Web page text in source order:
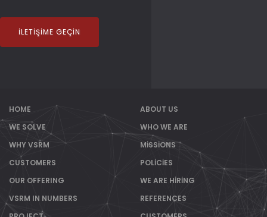
İLETIŞIME GEÇIN
HOME
WE SOLVE
WHY VSRM
CUSTOMERS
OUR OFFERING
VSRM IN NUMBERS
ABOUT US
WHO WE ARE
MISSIONS
POLICIES
WE ARE HIRING
REFERENCES